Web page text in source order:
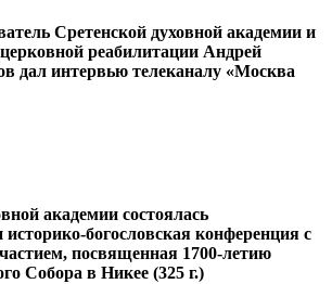
Сретенской духовной академии и
реабилитации Андрей
дал интервью телеканалу «Москва
академии состоялась
историко-богословская конференция с
посвященная 1700-летию
Собора в Никее (325 г.)